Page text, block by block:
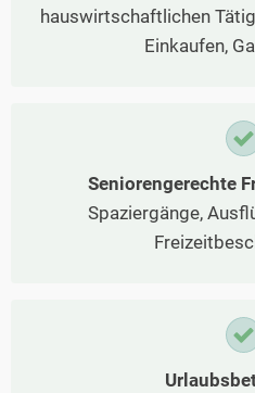
hauswirtschaftlichen
Einkaufen,
Seniorengerechte
Spaziergänge,